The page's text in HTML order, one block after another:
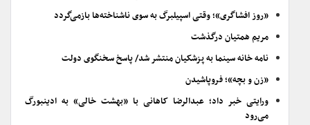
«روز افشاگری»؛ وقتی اسپیلبرگ به سوی ناشناخته‌ها بازمی‌گردد
مریم همتیان درگذشت
نامه خانه سینما به پزشکیان منتشر شد/ پاسخ سخنگوی دولت
«زن و بچه»؛ فروپاشیدن
ورایتی خبر داد؛ عبدالرضا کاهانی با «بهشت خالی» به ادینبورگ
می‌رود